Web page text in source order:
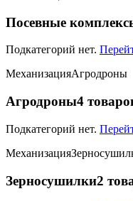
Посевные
Подкатегорий нет.
МеханизацияАгродроны
Агродроны4
Подкатегорий нет.
Механизация
Зерносушилки2